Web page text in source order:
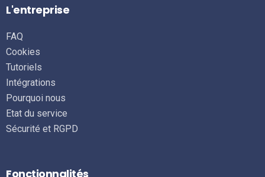
L'entreprise
FAQ
Cookies
Tutoriels
Intégrations
Pourquoi nous
Etat du service
Sécurité et RGPD
Fonctionnalités